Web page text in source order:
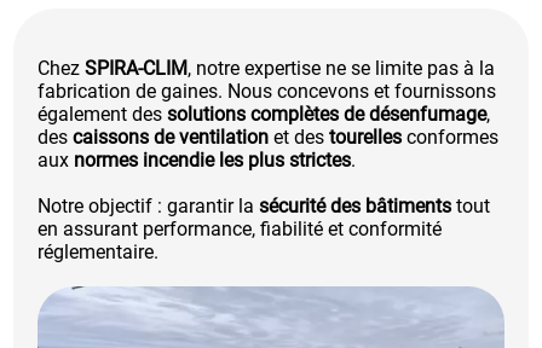
ChezSPIRA-CLIM, notre expertise ne se limite pas à la
fabrication de gaines. Nous concevons et fournissons
également dessolutions complètes de désenfumage,
descaissons de ventilation et destourelles conformes
aux normes incendie les plus strictes.
Notre objectif : garantir lasécurité des bâtiments tout
en assurant performance, fiabilité et conformité
réglementaire.